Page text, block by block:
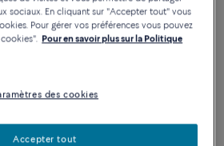
AU PANIER
sur les tailles
sociaux. En cliquant sur "Accepter tout" vous
Pour gérer vos préférences vous pouvez
Pour en savoir plus sur la Politique
des cookies
Accepter tout